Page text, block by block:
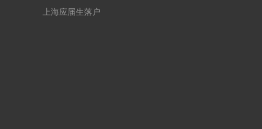
上海应届生落户